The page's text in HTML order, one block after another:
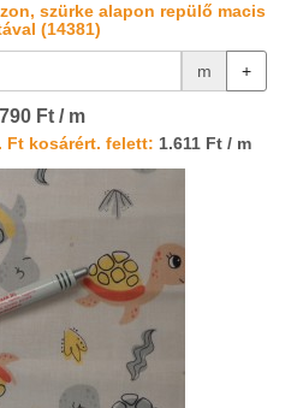
szürke alapon repülő macis
(14381)
m +
Ft / m
Ft kosárért. felett: 1.611 Ft / m